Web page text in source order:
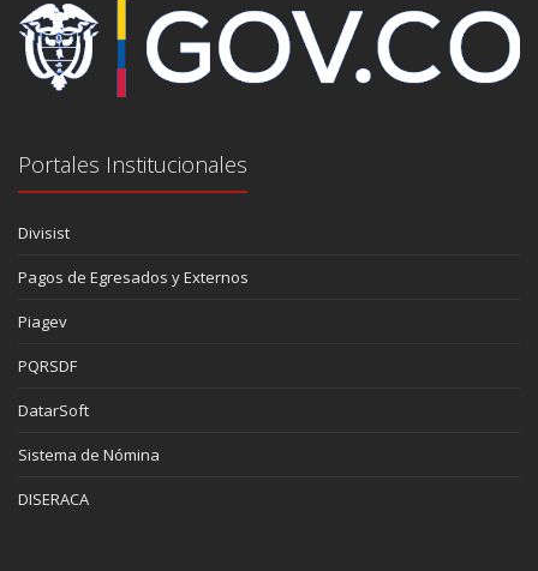
Portales Institucionales
Divisist
Pagos de Egresados y Externos
Piagev
PQRSDF
DatarSoft
Sistema de Nómina
DISERACA